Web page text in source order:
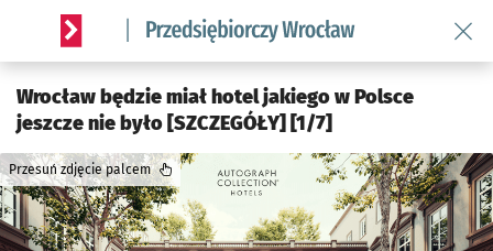
Serwis informacyjny wroclaw.pl podserwis: Strategia
Wrocław będzie miał hotel jakiego w Polsce
jeszcze nie było [SZCZEGÓŁY] [1/7]
Przesuń zdjęcie palcem